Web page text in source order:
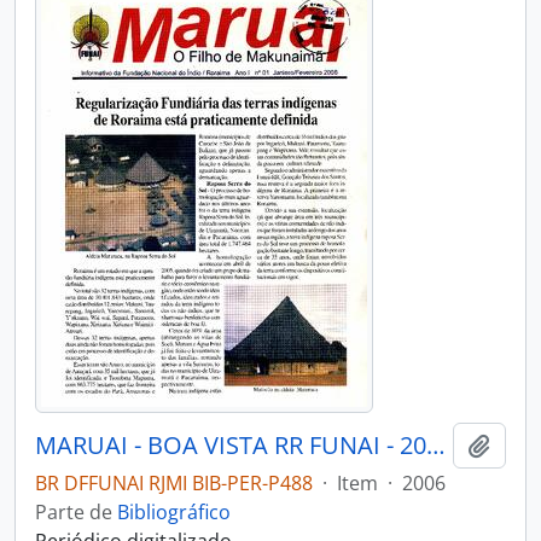
MARUAI - BOA VISTA RR FUNAI - 2006 - Nº01
BR DFFUNAI RJMI BIB-PER-P488 · Item · 2006
Parte de Bibliográfico